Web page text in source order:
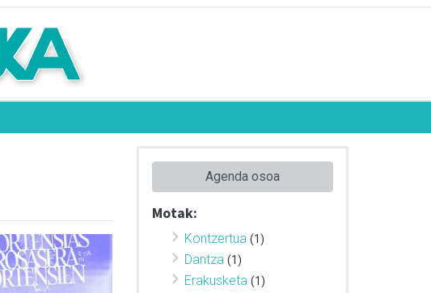
Agenda osoa
Motak:
Kontzertua (1)
Dantza (1)
Erakusketa (1)